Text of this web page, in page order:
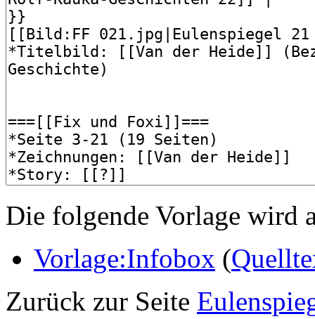
Die folgende Vorlage wird
Vorlage:Infobox (
Zurück zur Seite